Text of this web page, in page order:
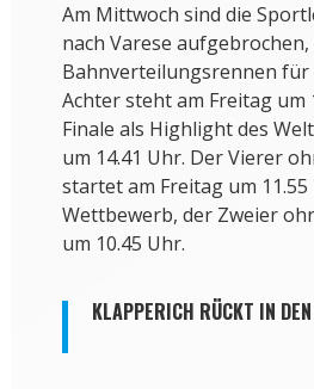
Am Mittwoch sind die
nach Varese aufgebrochen,
Bahnverteilungsrennen für
Achter steht am Freitag um
Finale als Highlight des
um 14.41 Uhr. Der Vierer
startet am Freitag um
Wettbewerb, der Zweier
um 10.45 Uhr.
KLAPPERICH RÜCKT IN